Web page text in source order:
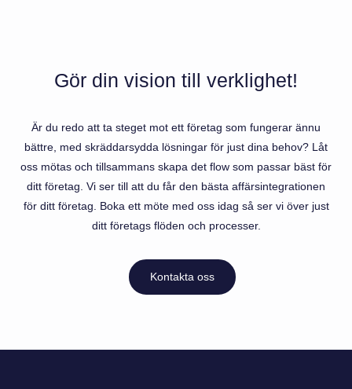
Gör din vision till verklighet!
Är du redo att ta steget mot ett företag som fungerar ännu
bättre, med skräddarsydda lösningar för just dina behov? Låt
oss mötas och tillsammans skapa det flow som passar bäst för
ditt företag. Vi ser till att du får den bästa affärsintegrationen
för ditt företag. Boka ett möte med oss idag så ser vi över just
ditt företags flöden och processer.
Kontakta oss